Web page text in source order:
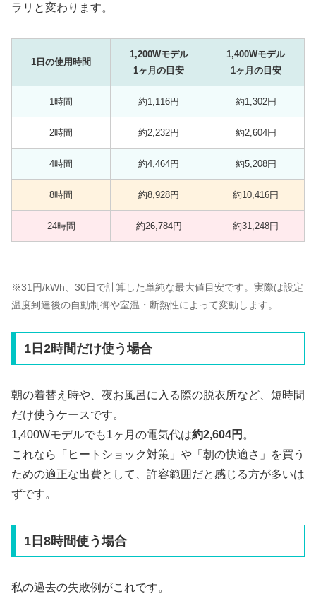
ラリと変わります。
1日の使用時間
1,200Wモデル
1ヶ月の目安
1,400Wモデル
1ヶ月の目安
1時間 約1,116円 約1,302円
2時間 約2,232円 約2,604円
4時間 約4,464円 約5,208円
8時間 約8,928円 約10,416円
24時間 約26,784円 約31,248円
※31円/kWh、30日で計算した単純な最大値目安です。実際は設定
温度到達後の自動制御や室温・断熱性によって変動します。
1日2時間だけ使う場合
朝の着替え時や、夜お風呂に入る際の脱衣所など、短時間
だけ使うケースです。
1,400Wモデルでも1ヶ月の電気代は約2,604円 。
これなら「ヒートショック対策」や「朝の快適さ」を買う
ための適正な出費として、許容範囲だと感じる方が多いは
ずです。
1日8時間使う場合
私の過去の失敗例がこれです。